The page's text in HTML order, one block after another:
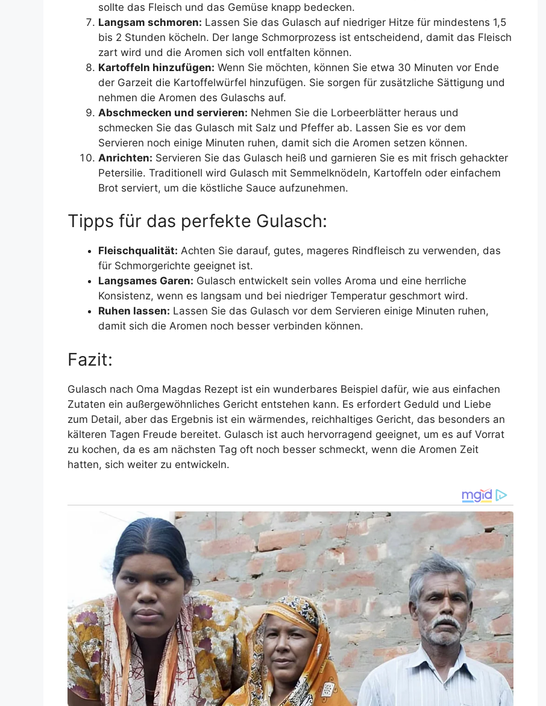
sollte das Fleisch und das Gemüse knapp bedecken.
Langsam schmoren: Lassen Sie das Gulasch auf niedriger Hitze für mindestens 1,5
bis 2 Stunden köcheln. Der lange Schmorprozess ist entscheidend, damit das Fleisch
zart wird und die Aromen sich voll entfalten können.
Kartoffeln hinzufügen: Wenn Sie möchten, können Sie etwa 30 Minuten vor Ende
der Garzeit die Kartoffelwürfel hinzufügen. Sie sorgen für zusätzliche Sättigung und
nehmen die Aromen des Gulaschs auf.
Abschmecken und servieren: Nehmen Sie die Lorbeerblätter heraus und
schmecken Sie das Gulasch mit Salz und Pfeffer ab. Lassen Sie es vor dem
Servieren noch einige Minuten ruhen, damit sich die Aromen setzen können.
Anrichten: Servieren Sie das Gulasch heiß und garnieren Sie es mit frisch gehackter
Petersilie. Traditionell wird Gulasch mit Semmelknödeln, Kartoffeln oder einfachem
Brot serviert, um die köstliche Sauce aufzunehmen.
Tipps für das perfekte Gulasch:
Fleischqualität: Achten Sie darauf, gutes, mageres Rindfleisch zu verwenden, das
für Schmorgerichte geeignet ist.
Langsames Garen: Gulasch entwickelt sein volles Aroma und eine herrliche
Konsistenz, wenn es langsam und bei niedriger Temperatur geschmort wird.
Ruhen lassen: Lassen Sie das Gulasch vor dem Servieren einige Minuten ruhen,
damit sich die Aromen noch besser verbinden können.
Fazit:
Gulasch nach Oma Magdas Rezept ist ein wunderbares Beispiel dafür, wie aus einfachen
Zutaten ein außergewöhnliches Gericht entstehen kann. Es erfordert Geduld und Liebe
zum Detail, aber das Ergebnis ist ein wärmendes, reichhaltiges Gericht, das besonders an
kälteren Tagen Freude bereitet. Gulasch ist auch hervorragend geeignet, um es auf Vorrat
zu kochen, da es am nächsten Tag oft noch besser schmeckt, wenn die Aromen Zeit
hatten, sich weiter zu entwickeln.